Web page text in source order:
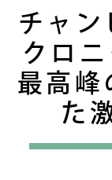
チャン
クロ
最高峰
た